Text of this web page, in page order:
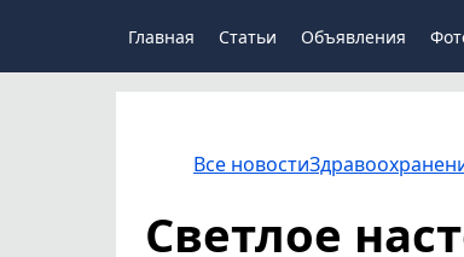
Главная Статьи Объявления
Все новости
Светлое